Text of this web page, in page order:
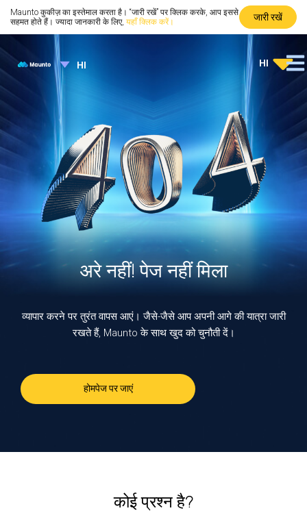
HI HI
अरे नहीं! पेज नहीं मिला
व्यापार करने पर तुरंत वापस आएं। जैसे-जैसे आप अपनी आगे की यात्रा जारी
रखते हैं, Maunto के साथ खुद को चुनौती दें।
होमपेज पर जाएं
कोई प्रश्न है?
Maunto कुकीज़ का इस्तेमाल करता है। “जारी रखें” पर क्लिक करके, आप इससे
सहमत होते हैं। ज्यादा जानकारी के लिए, यहाँ क्लिक करें। जारी रखें